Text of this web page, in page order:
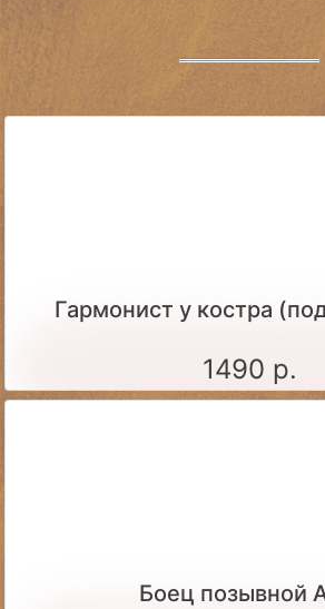
Гармонист у костра
1490 р.
Боец позывной